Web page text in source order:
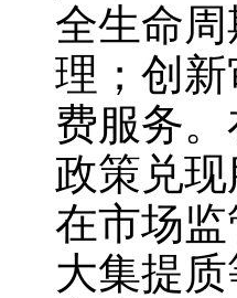
全生命
理；创
费服务
政策兑
在市场
大集提